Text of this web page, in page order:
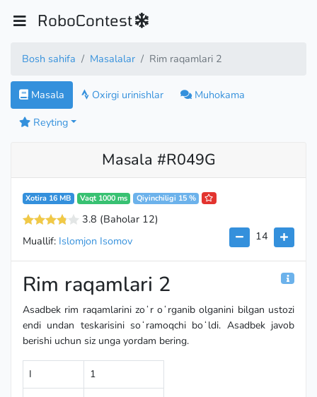
RoboContest
Bosh sahifa Masalalar Rim raqamlari 2
Masala Oxirgi urinishlar
Muhokama
Reyting
Masala #R049G
Xotira 16 MB Vaqt 1000 ms Qiyinchiligi 15 %
3.8 (Baholar 12)
14
Muallif: Islomjon Isomov
Rim raqamlari 2
Asadbek rim raqamlarini zoʻr oʻrganib olganini bilgan ustozi
endi undan teskarisini soʻramoqchi boʻldi. Asadbek javob
berishi uchun siz unga yordam bering.
I 1